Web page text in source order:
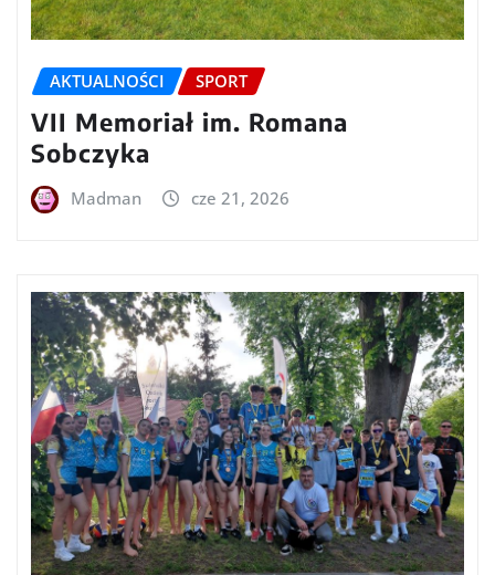
AKTUALNOŚCI SPORT
VII Memoriał im. Romana
Sobczyka
Madman cze 21, 2026